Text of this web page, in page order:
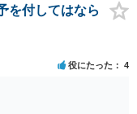
を付してはなら
役にたった 4